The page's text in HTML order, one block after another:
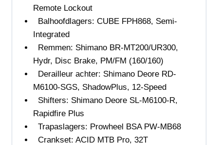
Remote Lockout
Balhoofdlagers: CUBE FPH868, Semi-
Integrated
Remmen: Shimano BR-MT200/UR300,
Hydr, Disc Brake, PM/FM (160/160)
Derailleur achter: Shimano Deore RD-
M6100-SGS, ShadowPlus, 12-Speed
Shifters: Shimano Deore SL-M6100-R,
Rapidfire Plus
Trapaslagers: Prowheel BSA PW-MB68
Crankset: ACID MTB Pro, 32T